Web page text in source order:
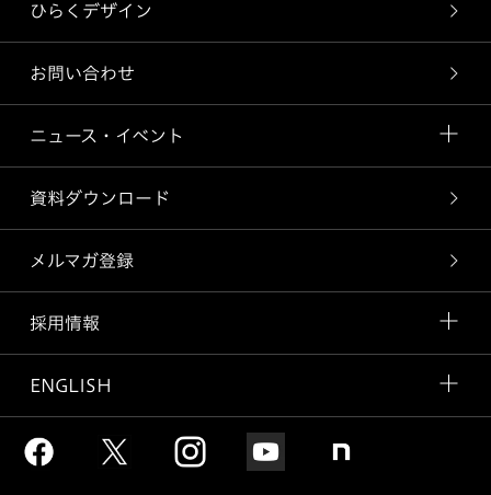
ひらくデザイン
お問い合わせ
ニュース・イベント
資料ダウンロード
メルマガ登録
採用情報
ENGLISH